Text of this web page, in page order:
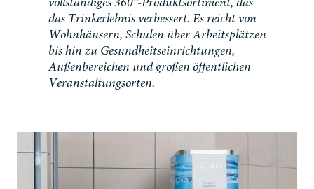
vollständiges 360°-Produktsortiment, das
das Trinkerlebnis verbessert. Es reicht von
Wohnhäusern, Schulen über Arbeitsplätzen
bis hin zu Gesundheitseinrichtungen,
Außenbereichen und großen öffentlichen
Veranstaltungsorten.